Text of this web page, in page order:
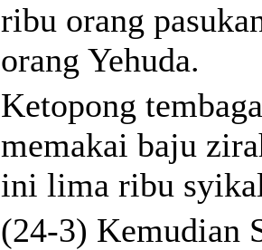
ribu orang
orang Yehuda.
Ketopong
memakai baju
ini lima ribu
(24-3) Kemudian